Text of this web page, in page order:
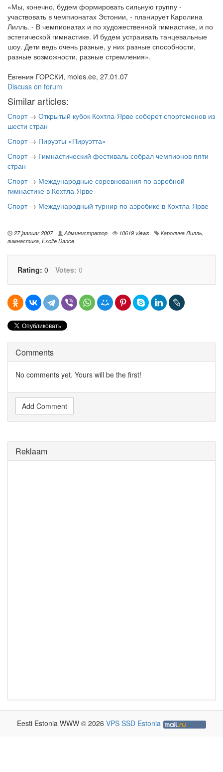
«Мы, конечно, будем формировать сильную группу -
участвовать в чемпионатах Эстонии, - планирует Каролина
Лилль. - В чемпионатах и по художественной гимнастике, и по
эстетической гимнастике. И будем устраивать танцевальные
шоу. Дети ведь очень разные, у них разные способности,
разные возможности, разные стремления».
Евгения ГОРСКИ, moles.ee, 27.01.07
Discuss on forum
Similar articles:
Спорт→ Открытый кубок Кохтла-Ярве соберет спортсменов из
шести стран
Спорт→ Пируэты «Пируэтта»
Спорт→ Гимнастический фестиваль собрал чемпионов пяти
стран
Спорт→ Международные соревнования по аэробной
гимнастике в Кохтла-Ярве
Спорт→ Международный турнир по аэробике в Кохтла-Ярве
27 jaanuar 2007 Администратор 10619 views Каролина Лилль,
гимнастика, Excite Dance
Rating: 0 Votes: 0
Comments
No comments yet. Yours will be the first!
Add Comment
Reklaam
Eesti Estonia WWW © 2026 VPS SSD Estonia